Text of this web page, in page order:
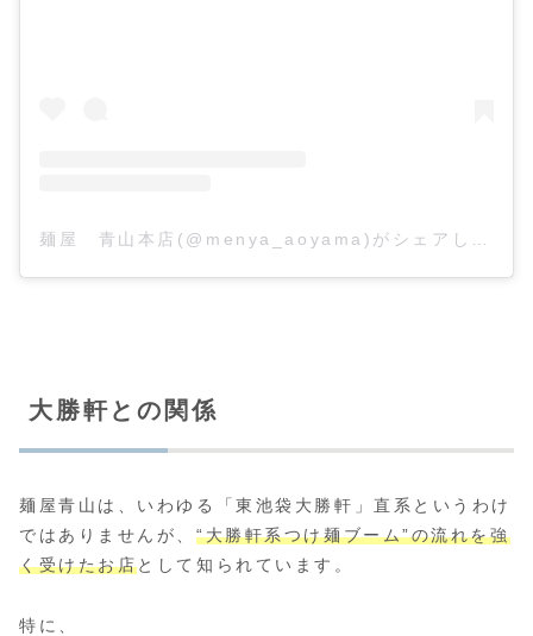
大勝軒との関係
麺屋青山は、いわゆる「東池袋大勝軒」直系というわけ
ではありませんが、“大勝軒系つけ麺ブーム”の流れを強
く受けたお店として知られています。
特に、